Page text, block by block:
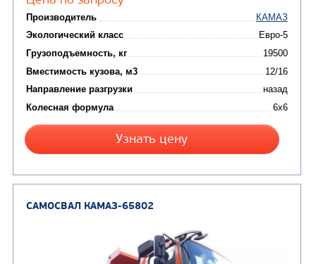
Цена по запросу
Производитель
Экологический класс
Грузоподъемность, кг
Вместимость кузова, м3
Колесная формула
Узнать цену